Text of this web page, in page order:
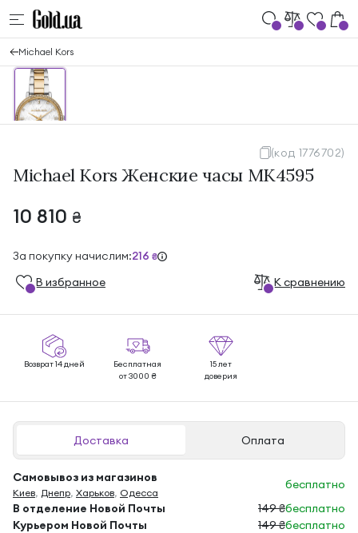
Michael Kors
(код 1776702)
Michael Kors Женские часы MK4595
10 810 ₴
За покупку начислим:216 ₴
В избранноe К сравнению
Возврат 14 дней
Бесплатная
от 3000 ₴
15 лет
доверия
Доставка Оплата
Самовывоз из магазинов
Киев, Днепр, Харьков, Одесса
бесплатно
В отделение Новой Почты
149 ₴бесплатно
Курьером Новой Почты
149 ₴бесплатно